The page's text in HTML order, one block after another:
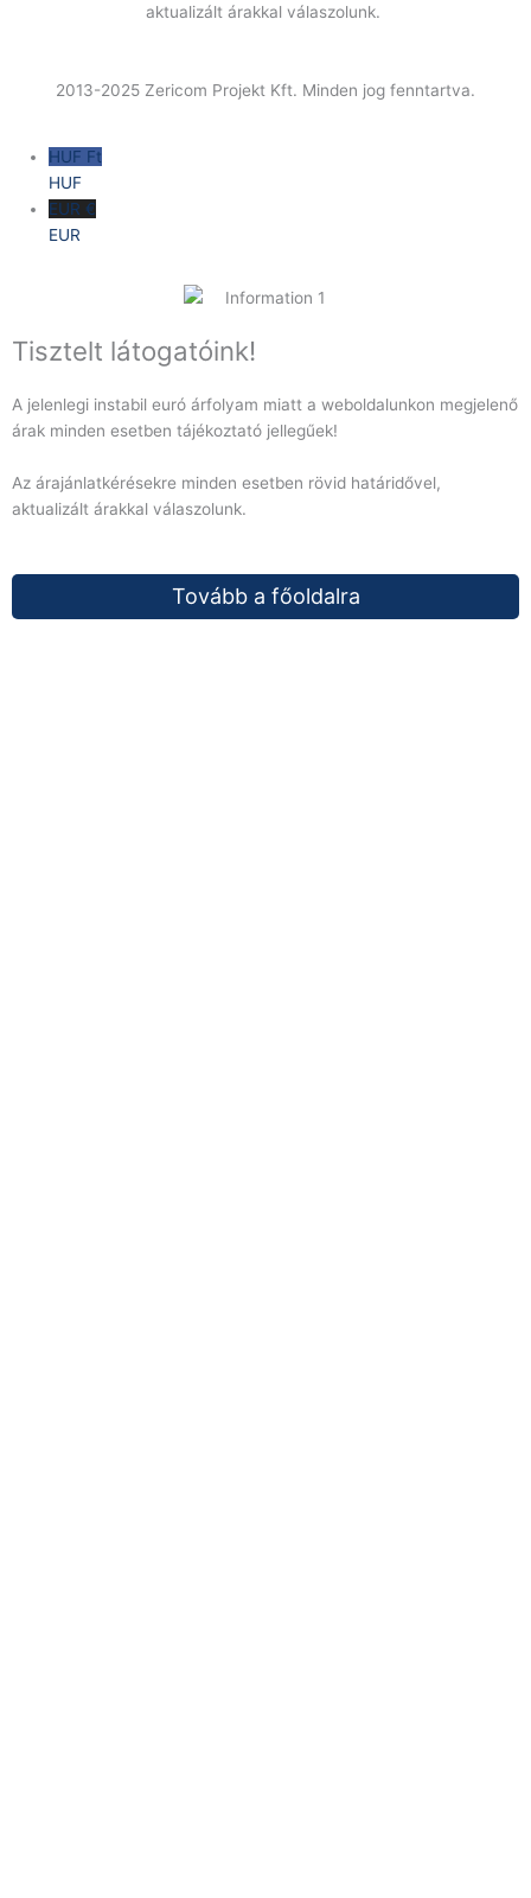
aktualizált árakkal válaszolunk.
2013-2025 Zericom Projekt Kft. Minden jog fenntartva.
HUF Ft
HUF
EUR €
EUR
Tisztelt látogatóink!
A jelenlegi instabil euró árfolyam miatt a weboldalunkon megjelenő
árak minden esetben tájékoztató jellegűek!
Az árajánlatkérésekre minden esetben rövid határidővel,
aktualizált árakkal válaszolunk.
Tovább a főoldalra